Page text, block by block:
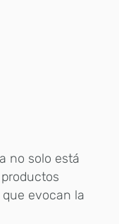
no solo está
evocan la